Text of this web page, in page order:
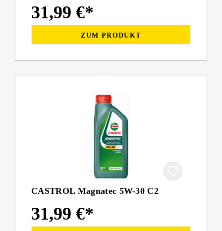
31,99 €*
ZUM PRODUKT
CASTROL Magnatec 5W-30 C2
31,99 €*